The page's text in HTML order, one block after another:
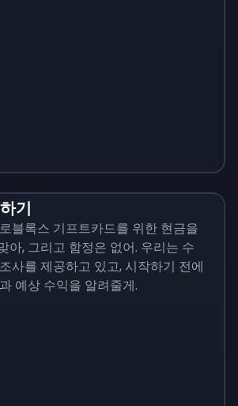
기
블록스 기프트카드를 위한 현금을
아, 그리고 함정은 없어. 우리는 수
사를 제공하고 있고, 시작하기 전에
예상 수익을 알려줄게.